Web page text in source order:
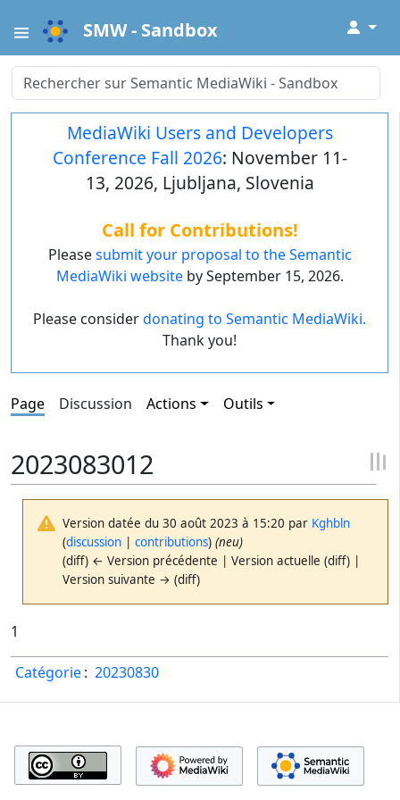
SMW - Sandbox ↓
MediaWiki Users and Developers
Conference Fall 2026: November 11-
13, 2026, Ljubljana, Slovenia
Call for Contributions!
Pleasesubmit your proposal to the Semantic
MediaWiki websiteby September 15, 2026.
Please considerdonating to Semantic MediaWiki.
Thank you!
Page Discussion Actions Outils
2023083012
Version datée du 30 août 2023 à 15:20 par Kghbln
(discussion |contributions) (neu)
(diff) ← Version précédente | Version actuelle (diff) |
Version suivante → (diff)
1
Catégorie: 20230830